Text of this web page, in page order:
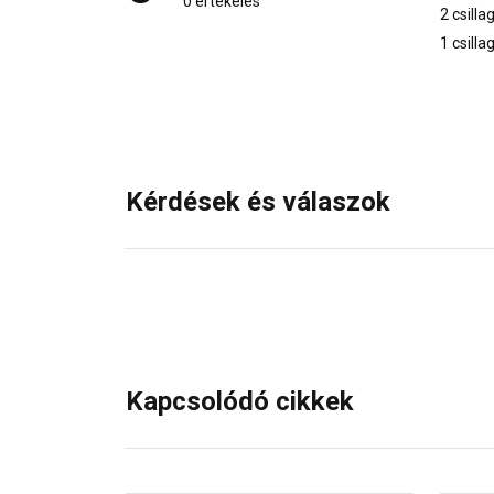
2 csillag
1 csillag
Kérdések és válaszok
Kapcsolódó cikkek